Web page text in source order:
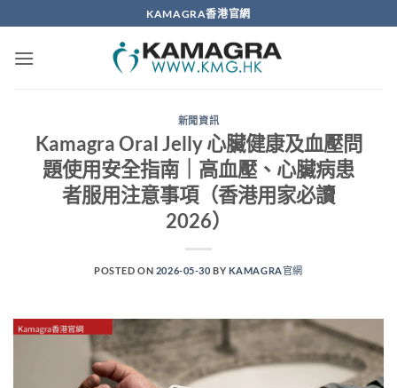
to
content
KAMAGRA香港官網
新聞資訊
Kamagra Oral Jelly 心臟健康及血壓問
題使用安全指南｜高血壓、心臟病患
者服用注意事項（香港用家必讀
2026）
POSTED ON 2026-05-30 BY KAMAGRA官網